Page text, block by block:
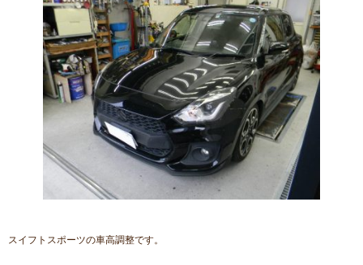
スイフトスポーツの車高調整です。